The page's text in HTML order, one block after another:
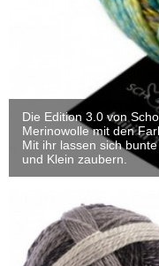
Die Edition 3.0 von
Merinowolle mit den
Mit ihr lassen sich
und Klein zaubern.